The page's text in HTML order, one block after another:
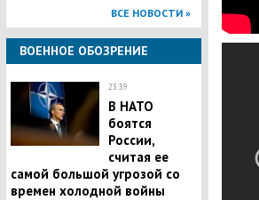
ВСЕ НОВОСТИ »
ВОЕННОЕ ОБОЗРЕНИЕ
23:39
В НАТО
боятся
России,
считая ее
самой большой угрозой со
времен холодной войны